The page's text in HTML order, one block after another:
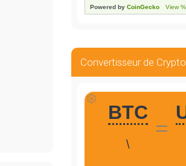
Convertisseur de Crypto